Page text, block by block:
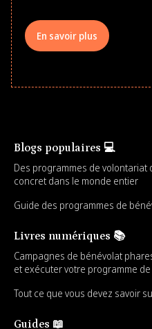
En savoir plus
Blogs populaires 💻
Des programmes de
concret dans le monde entier
Guide des programmes de
Livres numériques 📚
Campagnes de bénévolat
et exécuter votre programme
Tout ce que vous devez savoir
Guides 📖